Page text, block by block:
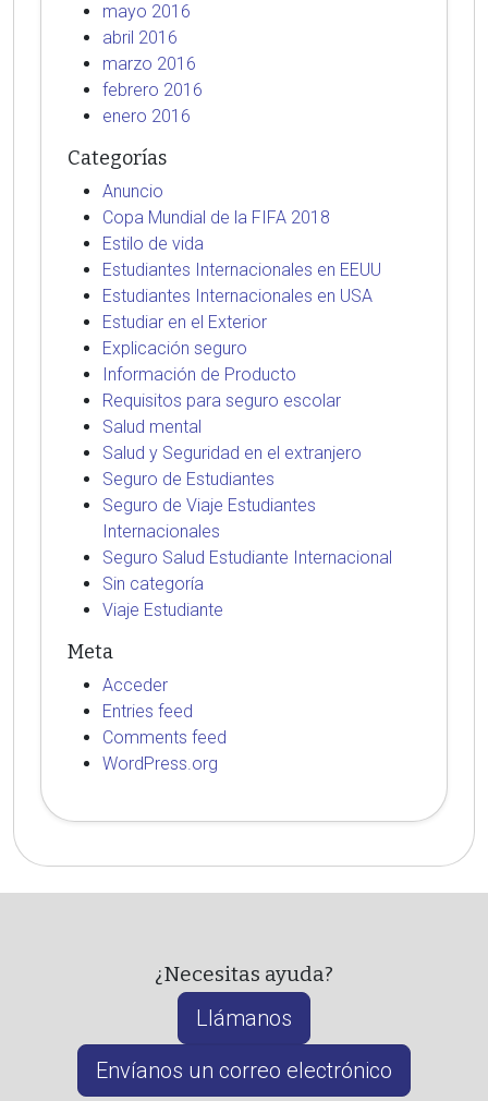
mayo 2016
abril 2016
marzo 2016
febrero 2016
enero 2016
Categorías
Anuncio
Copa Mundial de la FIFA 2018
Estilo de vida
Estudiantes Internacionales en EEUU
Estudiantes Internacionales en USA
Estudiar en el Exterior
Explicación seguro
Información de Producto
Requisitos para seguro escolar
Salud mental
Salud y Seguridad en el extranjero
Seguro de Estudiantes
Seguro de Viaje Estudiantes
Internacionales
Seguro Salud Estudiante Internacional
Sin categoría
Viaje Estudiante
Meta
Acceder
Entries feed
Comments feed
WordPress.org
¿Necesitas ayuda?
Llámanos
Envíanos un correo electrónico